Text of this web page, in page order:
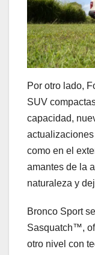
Por otro lado,
SUV
capacidad,
como en el
amantes de la
naturaleza y
Bronco Sport
Sasquatch™,
otro nivel con